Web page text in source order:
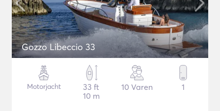
Gozzo Libeccio 33
Motorjacht
33 ft
10 m
10 Varen 1